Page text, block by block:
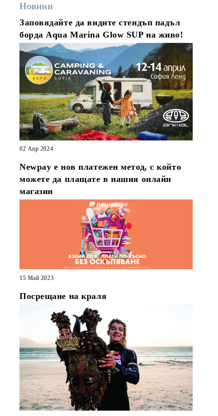
Новини
Заповядайте да видите стендъп падъл
борда Aqua Marina Glow SUP на живо!
02 Апр 2024
Newpay е нов платежен метод, с който
можете да плащате в нашия онлайн
магазин
15 Май 2023
Посрещане на краля